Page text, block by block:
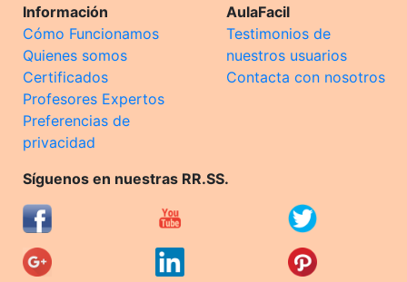
Información
Cómo Funcionamos
Quienes somos
Certificados
Profesores Expertos
Preferencias de
privacidad
AulaFacil
Testimonios de
nuestros usuarios
Contacta con nosotros
Síguenos en nuestras RR.SS.